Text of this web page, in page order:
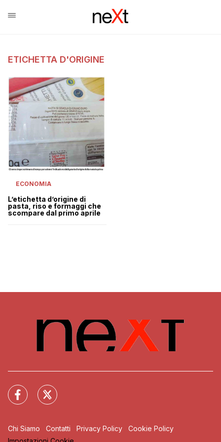
ETICHETTA D'ORIGINE
ECONOMIA
L’etichetta d’origine di
pasta, riso e formaggi che
scompare dal primo aprile
Chi Siamo Contatti Privacy Policy
Cookie Policy